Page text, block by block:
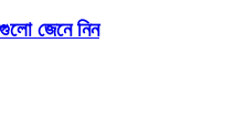
জেনে নিন